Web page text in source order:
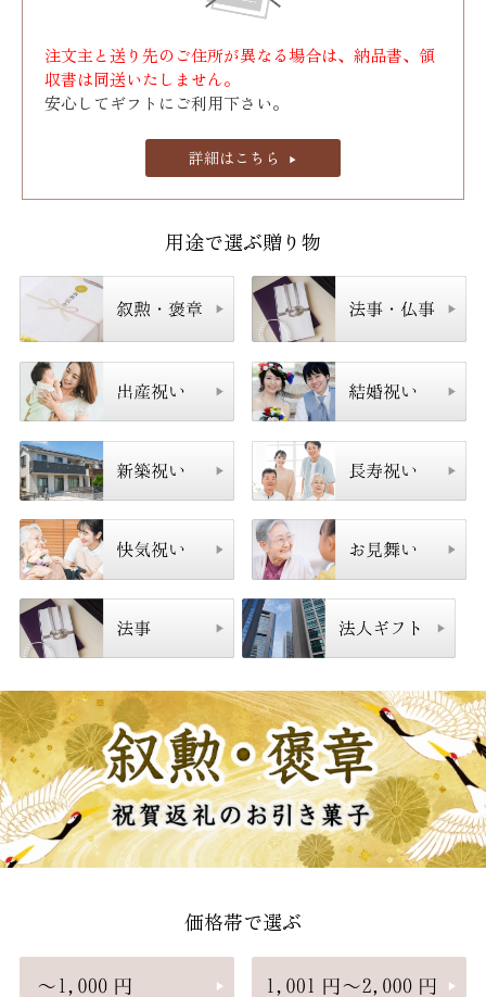
注文主と送り先のご住所が異なる場合は、納品書、領
収書は同送いたしません。
安心してギフトにご利用下さい。
詳細はこちら
用途で選ぶ贈り物
価格帯で選ぶ